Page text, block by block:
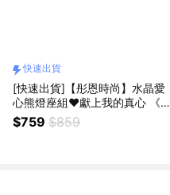
快速出貨
[快速出貨]【彤恩時尚】水晶愛
心熊燈座組❤️獻上我的真心 《共
11款水晶》生日禮物 情人節禮物
$759 $859